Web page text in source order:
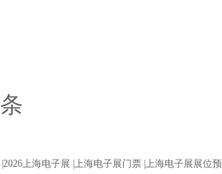
条
2026上海电子展 上海电子展门票 上海电子展展位